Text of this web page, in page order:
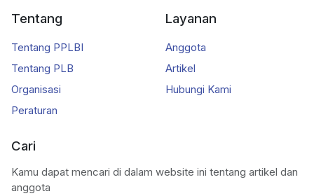
Tentang
Tentang PPLBI
Tentang PLB
Organisasi
Peraturan
Layanan
Anggota
Artikel
Hubungi Kami
Cari
Kamu dapat mencari di dalam website ini tentang artikel dan
anggota